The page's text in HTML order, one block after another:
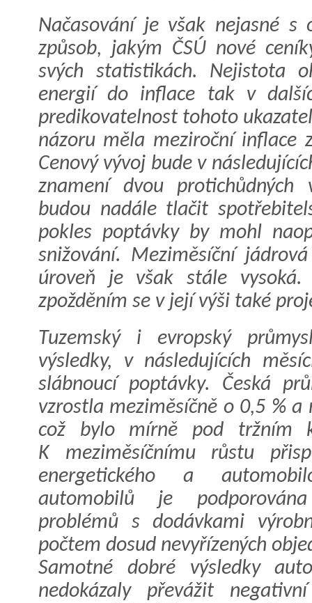
Načasování je však nejasné s
způsob, jakým ČSÚ nové
svých statistikách. Nejistota
energií do inflace tak v
predikovatelnost tohoto
názoru měla meziroční inflace
Cenový vývoj bude v
znamení dvou
budou nadále tlačit
pokles poptávky by mohl
snižování. Meziměsíční
úroveň je však stále
zpožděním se v její výši také
Tuzemský i evropský
výsledky, v následujících
slábnoucí poptávky. Česká
vzrostla meziměsíčně o 0,5 % a
což bylo mírně pod tržním
K meziměsíčnímu růstu
energetického a
automobilů je
problémů s dodávkami
počtem dosud nevyřízených
Samotné dobré výsledky
nedokázaly převážit